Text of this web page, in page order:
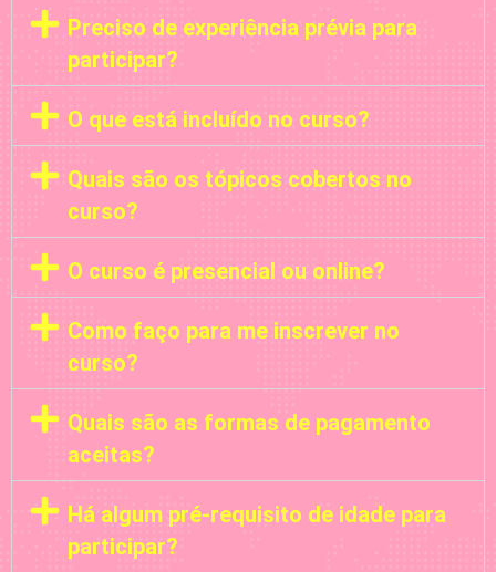
Preciso de experiência prévia para
participar?
O que está incluído no curso?
Quais são os tópicos cobertos no
curso?
O curso é presencial ou online?
Como faço para me inscrever no
curso?
Quais são as formas de pagamento
aceitas?
Há algum pré-requisito de idade para
participar?